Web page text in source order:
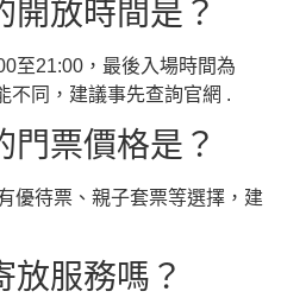
開放時間是？
至21:00，最後入場時間為
不同，建議事先查詢官網 .
門票價格是？
優待票、親子套票等選擇，建
放服務嗎？